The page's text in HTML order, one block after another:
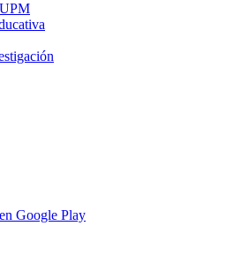
Google Play